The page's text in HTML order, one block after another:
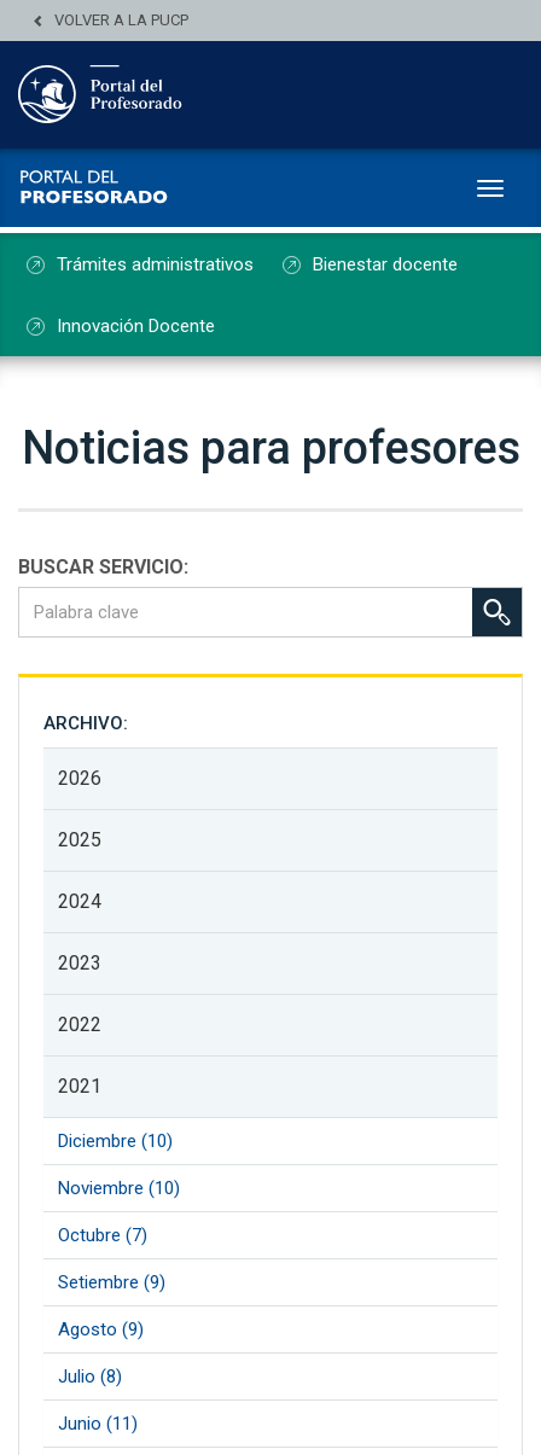
VOLVER A LA PUCP
Trámites administrativos Bienestar docente
Innovación Docente
Noticias para profesores
BUSCAR SERVICIO:
ARCHIVO:
2026
2025
2024
2023
2022
2021
Diciembre (10)
Noviembre (10)
Octubre (7)
Setiembre (9)
Agosto (9)
Julio (8)
Junio (11)